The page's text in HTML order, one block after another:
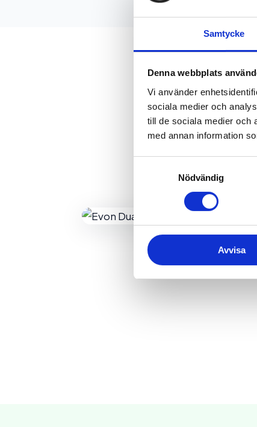
Samtycke
Denna webbplats
Vi använder
sociala medier och
till de sociala medier och
med annan information
Nödvändig
Avvisa